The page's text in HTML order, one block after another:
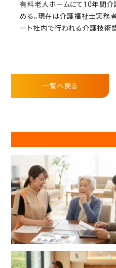
有料老人ホームにて10年間介
める。現在は介護福祉士実務
ート社内で行われる介護技術
一覧へ戻る